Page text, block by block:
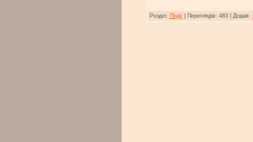
Розділ: Події| Переглядів: 483| Додав: